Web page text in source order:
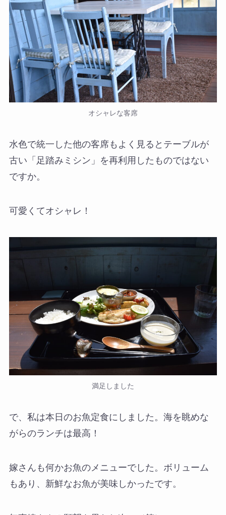
オシャレな客席
水色で統一した他の客席もよく見るとテーブルが
古い「足踏みミシン」を再利用したものではない
ですか。
可愛くてオシャレ！
満足しました
で、私は本日のお魚定食にしました。海を眺めな
がらのランチは最高！
嫁さんも何かお魚のメニューでした。ボリューム
もあり、新鮮なお魚が美味しかったです。